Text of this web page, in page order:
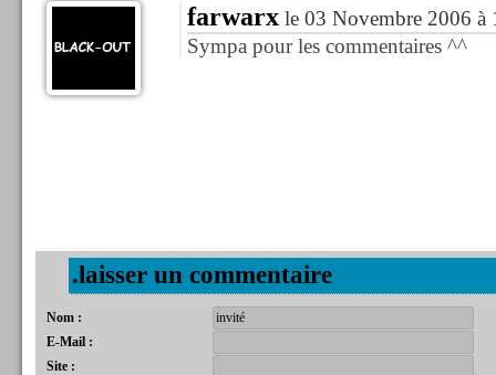
farwarxle 03 Novembre 2006 à
Sympa pour les commentaires ^^
.laisser un commentaire
Nom :
E-Mail :
Site :